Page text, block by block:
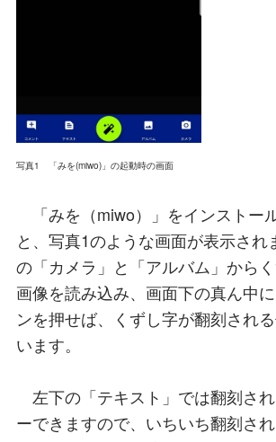
写真1 「みを(miwo)」の起動時の画面
「みを（miwo）」をインストー
と、写真1のような画面が表示され
の「カメラ」と「アルバム」から
画像を読み込み、画面下の真ん中
ンを押せば、くずし字が翻刻され
います。
左下の「テキスト」では翻刻さ
ーできますので、いちいち翻刻さ